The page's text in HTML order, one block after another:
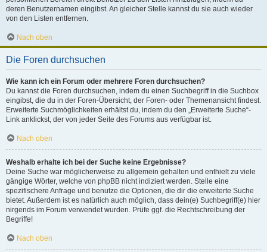
deren Benutzernamen eingibst. An gleicher Stelle kannst du sie auch wieder
von den Listen entfernen.
Nach oben
Die Foren durchsuchen
Wie kann ich ein Forum oder mehrere Foren durchsuchen?
Du kannst die Foren durchsuchen, indem du einen Suchbegriff in die Suchbox
eingibst, die du in der Foren-Übersicht, der Foren- oder Themenansicht findest.
Erweiterte Suchmöglichkeiten erhältst du, indem du den „Erweiterte Suche“-
Link anklickst, der von jeder Seite des Forums aus verfügbar ist.
Nach oben
Weshalb erhalte ich bei der Suche keine Ergebnisse?
Deine Suche war möglicherweise zu allgemein gehalten und enthielt zu viele
gängige Wörter, welche von phpBB nicht indiziert werden. Stelle eine
spezifischere Anfrage und benutze die Optionen, die dir die erweiterte Suche
bietet. Außerdem ist es natürlich auch möglich, dass dein(e) Suchbegriff(e) hier
nirgends im Forum verwendet wurden. Prüfe ggf. die Rechtschreibung der
Begriffe!
Nach oben